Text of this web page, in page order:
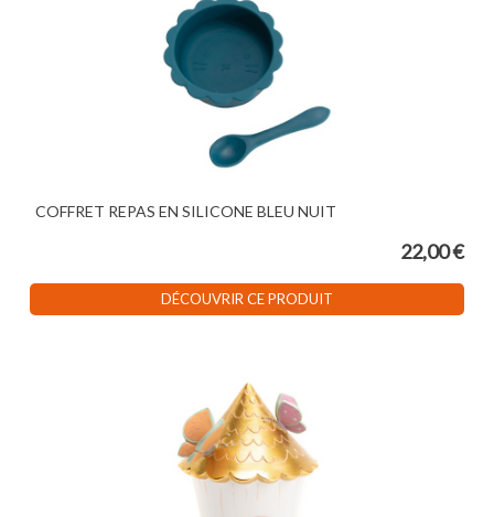
COFFRET REPAS EN SILICONE BLEU NUIT
22,00 €
DÉCOUVRIR CE PRODUIT